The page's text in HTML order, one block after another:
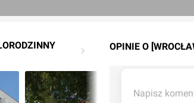
OPINIE O
Napisz